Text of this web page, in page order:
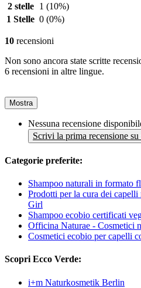
2 stelle
1 (10%)
1 Stelle 0 (0%)
10 recensioni
Non sono ancora state scritte
6 recensioni in altre lingue.
Mostra
Nessuna recensione
Scrivi la prima recensione
Categorie preferite:
Shampoo naturali in formato
Prodotti per la cura dei
Girl
Shampoo ecobio certificati
Officina Naturae - Cosmetici
Cosmetici ecobio per capelli
Scopri Ecco Verde:
i+m Naturkosmetik Berlin